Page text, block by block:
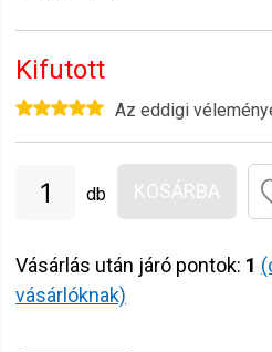
Kifutott
Az eddigi
db KOSÁRBA
Vásárlás után járó pontok: 1
vásárlóknak)